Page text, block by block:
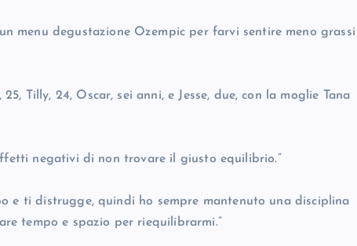
menu degustazione Ozempic per farvi sentire meno grassi
Tilly, 24, Oscar, sei anni, e Jesse, due, con la moglie Tana
negativi di non trovare il giusto equilibrio.”
e ti distrugge, quindi ho sempre mantenuto una disciplina
tempo e spazio per riequilibrarmi.”